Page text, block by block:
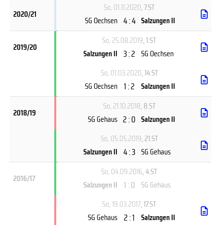
2020/21
So, 01.11.2020, 7.ST
SG Oechsen 4 : 4 Salzungen II
2019/20
So, 25.08.2019, 1.ST
Salzungen II 3 : 2 SG Oechsen
So, 01.03.2020, 14.ST
SG Oechsen 1 : 2 Salzungen II
2018/19
So, 21.10.2018, 8.ST
SG Gehaus 2 : 0 Salzungen II
So, 05.05.2019, 21.ST
Salzungen II 4 : 3 SG Gehaus
2016/17
So, 04.09.2016, 4.ST
Salzungen II 1 : 0 SG Gehaus
So, 19.03.2017, 17.ST
SG Gehaus 2 : 1 Salzungen II